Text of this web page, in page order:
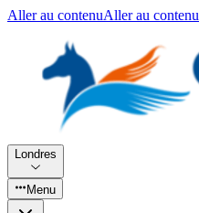
Aller au contenuAller au contenu
Londres
Menu